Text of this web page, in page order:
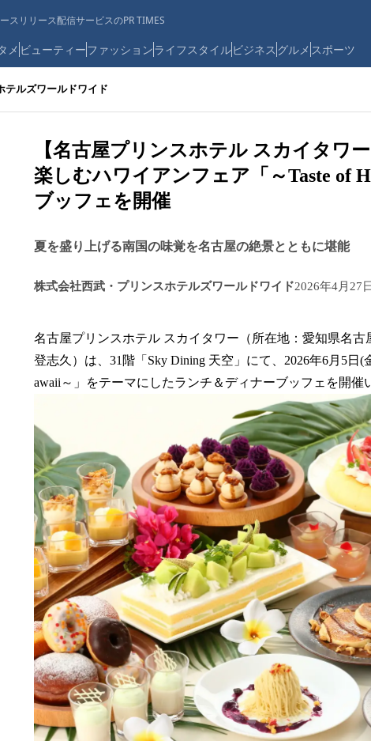
スリリース配信サービスのPR TIMES
メ ビューティーファッションライフスタイルビジネス グルメ スポーツ
テルズワールドワイド
【名古屋プリンスホテル スカイタワ
楽しむハワイアンフェア「～Taste of
ブッフェを開催
夏を盛り上げる南国の味覚を名古屋の絶景とともに堪能
株式会社西武・プリンスホテルズワールドワイド2026年4月27
名古屋プリンスホテル スカイタワー（所在地：愛知県名
登志久）は、31階「Sky Dining 天空」にて、2026年6月5日(
awaii～」をテーマにしたランチ＆ディナーブッフェを開催